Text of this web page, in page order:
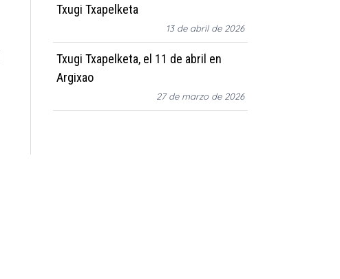
Txugi Txapelketa
13 de abril de 2026
Txugi Txapelketa, el 11 de abril en
Argixao
27 de marzo de 2026